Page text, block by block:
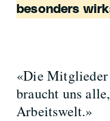
besonders
«Die Mitglieder
braucht uns
Arbeitswelt.»